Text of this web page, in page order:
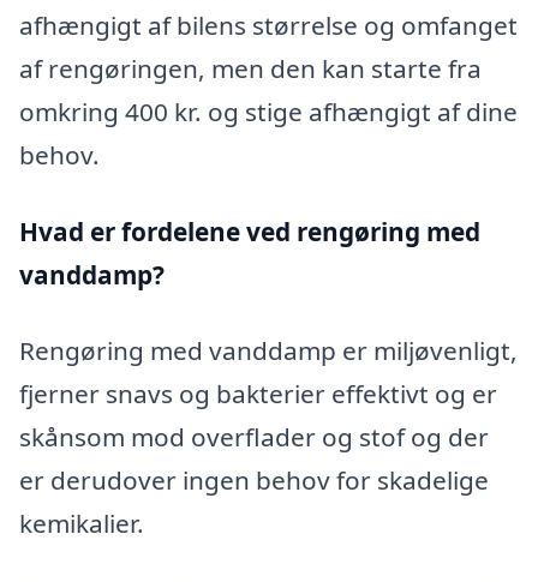
afhængigt af bilens størrelse og omfanget
af rengøringen, men den kan starte fra
omkring 400 kr. og stige afhængigt af dine
behov.
Hvad er fordelene ved rengøring med
vanddamp?
Rengøring med vanddamp er miljøvenligt,
fjerner snavs og bakterier effektivt og er
skånsom mod overflader og stof og der
er derudover ingen behov for skadelige
kemikalier.